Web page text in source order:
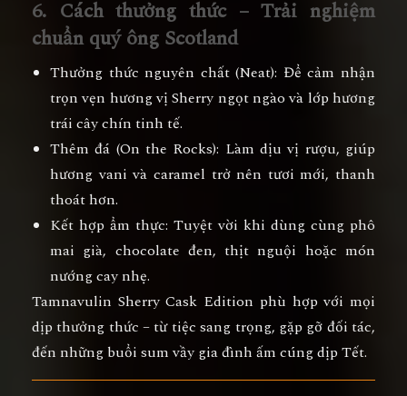
6. Cách thưởng thức – Trải nghiệm
chuẩn quý ông Scotland
Thưởng thức nguyên chất (Neat): Để cảm nhận
trọn vẹn hương vị Sherry ngọt ngào và lớp hương
trái cây chín tinh tế.
Thêm đá (On the Rocks): Làm dịu vị rượu, giúp
hương vani và caramel trở nên tươi mới, thanh
thoát hơn.
Kết hợp ẩm thực: Tuyệt vời khi dùng cùng phô
mai già, chocolate đen, thịt nguội hoặc món
nướng cay nhẹ.
Tamnavulin Sherry Cask Edition phù hợp với mọi
dịp thưởng thức – từ tiệc sang trọng, gặp gỡ đối tác,
đến những buổi sum vầy gia đình ấm cúng dịp Tết.